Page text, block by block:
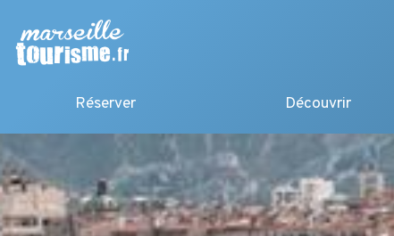
Réserver Découvrir